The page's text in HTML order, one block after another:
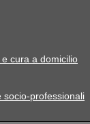
cura a domicilio
socio-professionali